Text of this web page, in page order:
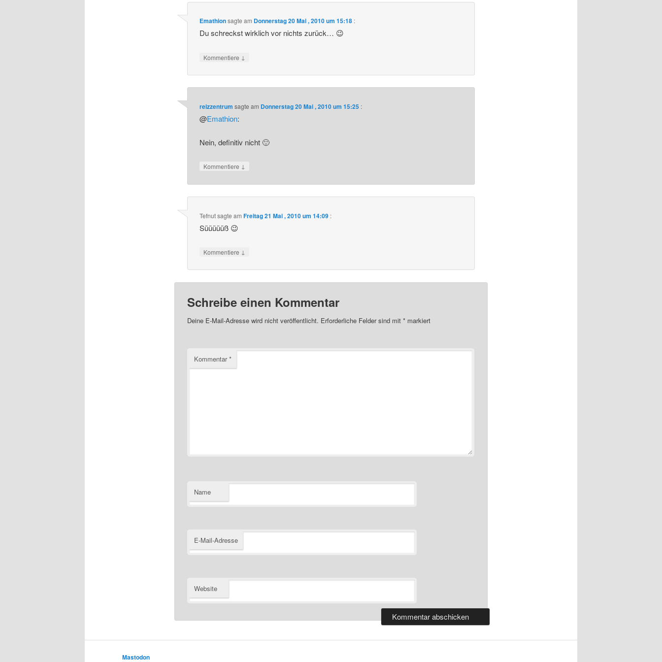
Emathionsagte am Donnerstag 20 Mai , 2010 um 15:18 :
Du schreckst wirklich vor nichts zurück… 😉
Kommentiere ↓
reizzentrum sagte am Donnerstag 20 Mai , 2010 um 15:25 :
@Emathion:
Nein, definitiv nicht 🙂
Kommentiere ↓
Tefnutsagte amFreitag 21 Mai , 2010 um 14:09 :
Süüüüüß 😉
Kommentiere ↓
Schreibe einen Kommentar
Deine E-Mail-Adresse wird nicht veröffentlicht. Erforderliche Felder sind mit *markiert
Kommentar*
Name
E-Mail-Adresse
Website
Mastodon